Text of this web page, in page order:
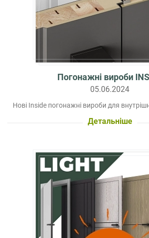
Погонажні вироби
05.06.2024
Нові Inside погонажні вироби для
Детальніше